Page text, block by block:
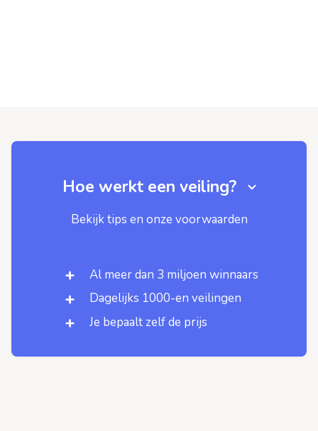
Hoe werkt een veiling?
Bekijk tips en onze voorwaarden
Al meer dan 3 miljoen winnaars
Dagelijks 1000-en veilingen
Je bepaalt zelf de prijs